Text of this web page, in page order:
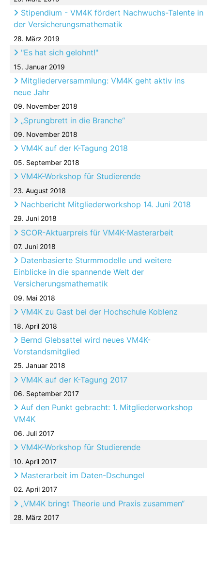
Stipendium - VM4K fördert Nachwuchs-Talente in
der Versicherungsmathematik
28. März 2019
"Es hat sich gelohnt!"
15. Januar 2019
Mitgliederversammlung: VM4K geht aktiv ins
neue Jahr
09. November 2018
„Sprungbrett in die Branche“
09. November 2018
VM4K auf der K-Tagung 2018
05. September 2018
VM4K-Workshop für Studierende
23. August 2018
Nachbericht Mitgliederworkshop 14. Juni 2018
29. Juni 2018
SCOR-Aktuarpreis für VM4K-Masterarbeit
07. Juni 2018
Datenbasierte Sturmmodelle und weitere
Einblicke in die spannende Welt der
Versicherungsmathematik
09. Mai 2018
VM4K zu Gast bei der Hochschule Koblenz
18. April 2018
Bernd Glebsattel wird neues VM4K-
Vorstandsmitglied
25. Januar 2018
VM4K auf der K-Tagung 2017
06. September 2017
Auf den Punkt gebracht: 1. Mitgliederworkshop
VM4K
06. Juli 2017
VM4K-Workshop für Studierende
10. April 2017
Masterarbeit im Daten-Dschungel
02. April 2017
„VM4K bringt Theorie und Praxis zusammen“
28. März 2017